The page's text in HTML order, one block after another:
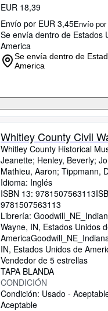
EUR 18,39
Envío por EUR 3,45Envío
Se envía dentro de Estados
America
Se envía dentro de
America
Whitley County Civil
Whitley County Historical
Jeanette; Henley, Beverly;
Mathieu, Aaron; Tippmann,
Idioma: Inglés
ISBN 13: 9781507563113
9781507563113
Librería:
Wayne, IN, Estados Unidos
America
IN, Estados Unidos de
Vendedor de 5 estrellas
TAPA BLANDA
CONDICIÓN
Condición: Usado -
Aceptable